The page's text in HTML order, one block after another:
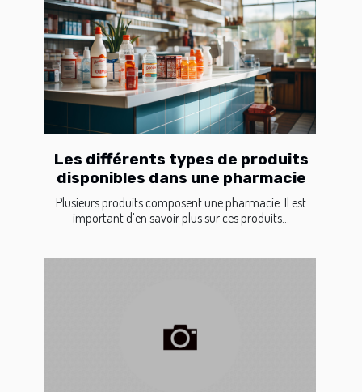
Les différents types de produits
disponibles dans une pharmacie
Plusieurs produits composent une pharmacie. Il est
important d’en savoir plus sur ces produits...